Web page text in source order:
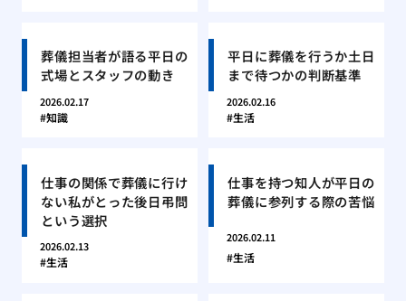
葬儀担当者が語る平日の
式場とスタッフの動き
2026.02.17
知識
平日に葬儀を行うか土日
まで待つかの判断基準
2026.02.16
生活
仕事の関係で葬儀に行け
ない私がとった後日弔問
という選択
2026.02.13
生活
仕事を持つ知人が平日の
葬儀に参列する際の苦悩
2026.02.11
生活